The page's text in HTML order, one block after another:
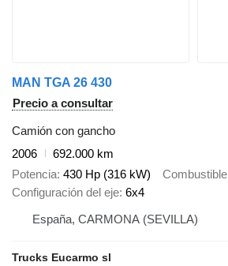
MAN TGA 26 430
Precio a consultar
Camión con gancho
2006
692.000 km
Potencia 430 Hp (316 kW) Combustible
Configuración del eje 6x4
España, CARMONA (SEVILLA)
Trucks Eucarmo sl